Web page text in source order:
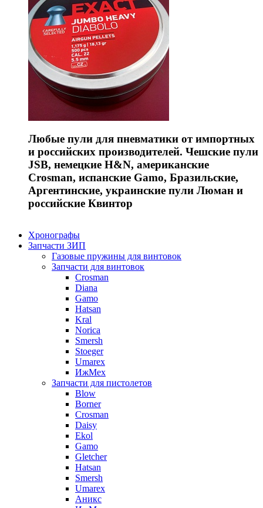
Любые пули для пневматики от импортных
и российских производителей. Чешские пули
JSB, немецкие H&N, американские
Crosman, испанские Gamo, Бразильские,
Аргентинские, украинские пули Люман и
российские Квинтор
Хронографы
Запчасти ЗИП
Газовые пружины для винтовок
Запчасти для винтовок
Crosman
Diana
Gamo
Hatsan
Kral
Norica
Smersh
Stoeger
Umarex
ИжМех
Запчасти для пистолетов
Blow
Borner
Crosman
Daisy
Ekol
Gamo
Gletcher
Hatsan
Smersh
Umarex
Аникс